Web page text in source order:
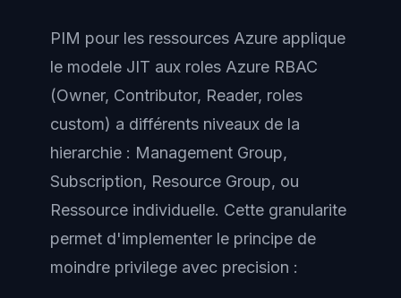
PIM pour les ressources Azure applique
le modele JIT aux roles Azure RBAC
(Owner, Contributor, Reader, roles
custom) a différents niveaux de la
hierarchie : Management Group,
Subscription, Resource Group, ou
Ressource individuelle. Cette granularite
permet d'implementer le principe de
moindre privilege avec precision :